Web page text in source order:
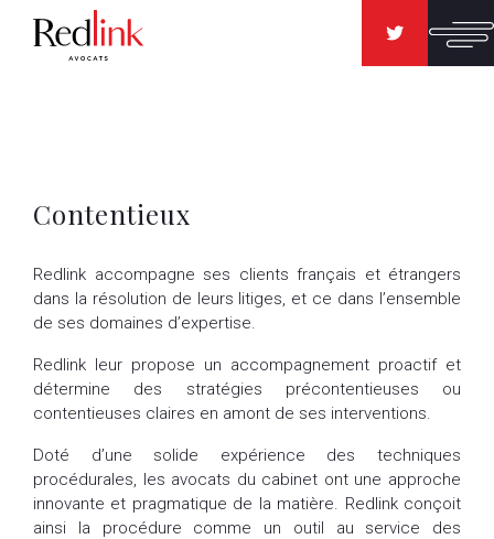
Contentieux
Redlink accompagne ses clients français et étrangers
dans la résolution de leurs litiges, et ce dans l’ensemble
de ses domaines d’expertise.
Redlink leur propose un accompagnement proactif et
détermine des stratégies précontentieuses ou
contentieuses claires en amont de ses interventions.
Doté d’une solide expérience des techniques
procédurales, les avocats du cabinet ont une approche
innovante et pragmatique de la matière. Redlink conçoit
ainsi la procédure comme un outil au service des